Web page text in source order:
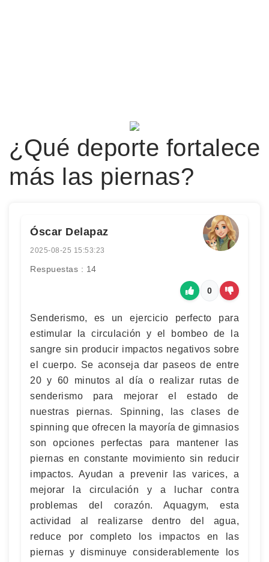
¿Qué deporte fortalece
más las piernas?
Óscar Delapaz
2025-08-25 15:53:23
Respuestas : 14
0
Senderismo, es un ejercicio perfecto para
estimular la circulación y el bombeo de la
sangre sin producir impactos negativos sobre
el cuerpo. Se aconseja dar paseos de entre
20 y 60 minutos al día o realizar rutas de
senderismo para mejorar el estado de
nuestras piernas. Spinning, las clases de
spinning que ofrecen la mayoría de gimnasios
son opciones perfectas para mantener las
piernas en constante movimiento sin reducir
impactos. Ayudan a prevenir las varices, a
mejorar la circulación y a luchar contra
problemas del corazón. Aquagym, esta
actividad al realizarse dentro del agua,
reduce por completo los impactos en las
piernas y disminuye considerablemente los